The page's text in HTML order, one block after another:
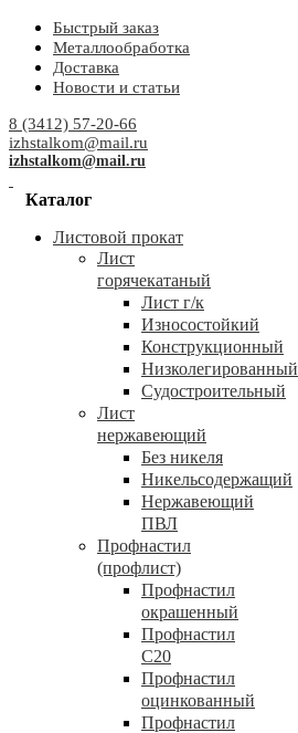
Быстрый заказ
Металлообработка
Доставка
Новости и статьи
8 (3412) 57-20-66
izhstalkom@mail.ru
izhstalkom@mail.ru
Каталог
Листовой прокат
Лист
горячекатаный
Лист г/к
Износостойкий
Конструкционный
Низколегированный
Судостроительный
Лист
нержавеющий
Без никеля
Никельсодержащий
Нержавеющий
ПВЛ
Профнастил
(профлист)
Профнастил
окрашенный
Профнастил
С20
Профнастил
оцинкованный
Профнастил